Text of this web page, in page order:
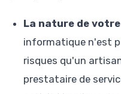
La nature de
informatique n'est
risques qu'un
prestataire de